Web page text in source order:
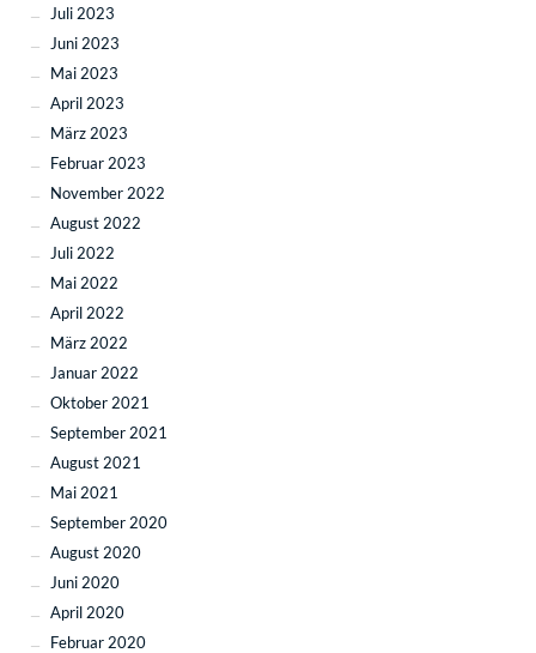
Juli 2023
Juni 2023
Mai 2023
April 2023
März 2023
Februar 2023
November 2022
August 2022
Juli 2022
Mai 2022
April 2022
März 2022
Januar 2022
Oktober 2021
September 2021
August 2021
Mai 2021
September 2020
August 2020
Juni 2020
April 2020
Februar 2020